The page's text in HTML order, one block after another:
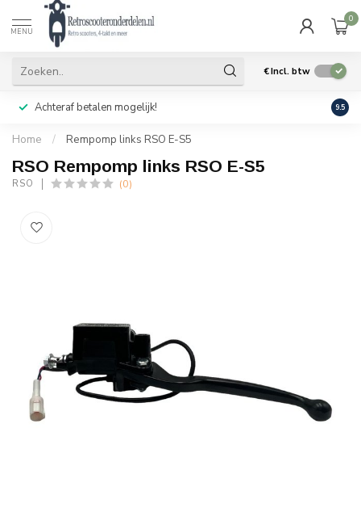
MENU
0
€Incl. btw
Achteraf betalen mogelijk! Geen
9.5
Home / Rempomp links RSO E-S5
RSO Rempomp links RSO E-S5
RSO (0)